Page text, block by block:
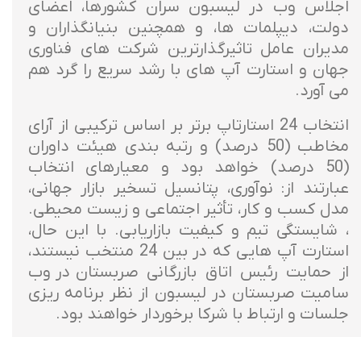
اجلاس وب در لیسبون سران کشورها، اعضای
دولت، دیپلمات ها، و همچنین بنیانگذاران و
مدیران عامل تاثیرگذارترین شرکت های فناوری
جهان و استارت آپ های با رشد سریع را گرد هم
می آورد.
انتخاب 24 استارتاپ برتر بر اساس ترکیبی از آرای
مخاطب (50 درصد) و رتبه بندی هیئت داوران
(50 درصد) خواهد بود و معیارهای انتخاب
عبارتند از: نوآوری، پتانسیل تسخیر بازار جهانی،
مدل کسب و کار، تأثیر اجتماعی و زیست محیطی.
، شایستگی تیم و کیفیت بازاریابی. با این حال،
استارت آپ هایی که در بین 24 منتخب نیستند،
از حمایت رئیس اتاق بازرگانی صربستان در وب
سامیت صربستان در لیسبون از نظر برنامه ریزی
جلسات و ارتباط با شرکا برخوردار خواهند بود.